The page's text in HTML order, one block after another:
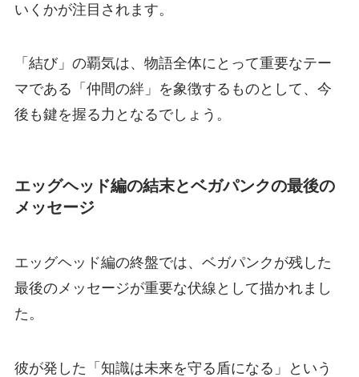
いくかが注目されます。
「結び」の覇気は、物語全体にとって重要なテー
マである「仲間の絆」を象徴するものとして、今
後も鍵を握る力となるでしょう。
エッグヘッド編の結末とベガパンクの最後の
メッセージ
エッグヘッド編の終盤では、ベガパンクが残した
最後のメッセージが重要な伏線として描かれまし
た。
彼が発した「知識は未来を守る盾になる」という